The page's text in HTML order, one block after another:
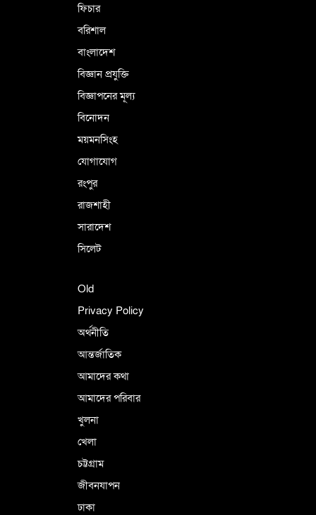
ফিচার
বরিশাল
বাংলাদেশ
বিজ্ঞান প্রযুক্তি
বিজ্ঞাপনের মূল্য
বিনোদন
ময়মনসিংহ
যোগাযোগ
রংপুর
রাজশাহী
সারাদেশ
সিলেট
Old
Privacy Policy
অর্থনীতি
আন্তর্জাতিক
আমাদের কথা
আমাদের পরিবার
খুলনা
খেলা
চট্টগ্রাম
জীবনযাপন
ঢাকা